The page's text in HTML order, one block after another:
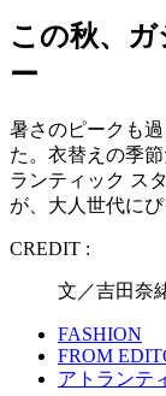
この秋、
ー
暑さのピークも
た。衣替えの季
ランティック ス
が、大人世代に
CREDIT :
文／吉田奈
FASHION
FROM
アトランテ